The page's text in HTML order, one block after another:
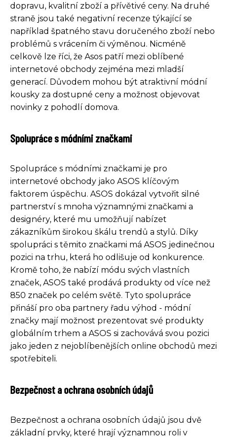
dopravu, kvalitní zboží a přívětivé ceny. Na druhé
straně jsou také negativní recenze týkající se
například špatného stavu doručeného zboží nebo
problémů s vrácením či výměnou. Nicméně
celkově lze říci, že Asos patří mezi oblíbené
internetové obchody zejména mezi mladší
generací. Důvodem mohou být atraktivní módní
kousky za dostupné ceny a možnost objevovat
novinky z pohodlí domova.
Spolupráce s módními značkami
Spolupráce s módními značkami je pro
internetové obchody jako ASOS klíčovým
faktorem úspěchu. ASOS dokázal vytvořit silné
partnerství s mnoha významnými značkami a
designéry, které mu umožňují nabízet
zákazníkům širokou škálu trendů a stylů. Díky
spolupráci s těmito značkami má ASOS jedinečnou
pozici na trhu, která ho odlišuje od konkurence.
Kromě toho, že nabízí módu svých vlastních
značek, ASOS také prodává produkty od více než
850 značek po celém světě. Tyto spolupráce
přináší pro oba partnery řadu výhod - módní
značky mají možnost prezentovat své produkty
globálním trhem a ASOS si zachovává svou pozici
jako jeden z nejoblíbenějších online obchodů mezi
spotřebiteli.
Bezpečnost a ochrana osobních údajů
Bezpečnost a ochrana osobních údajů jsou dvě
základní prvky, které hrají významnou roli v